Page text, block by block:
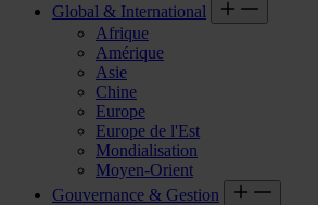
Global & International
Afrique
Amérique
Asie
Chine
Europe
Europe de l'Est
Mondialisation
Moyen-Orient
Gouvernance & Gestion